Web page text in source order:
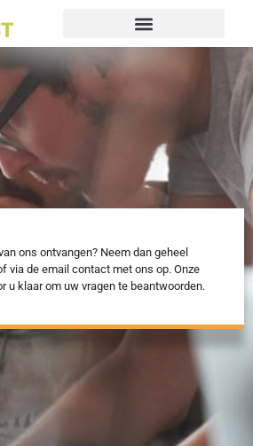
ons ontvangen? Neem dan geheel
via de email contact met ons op. Onze
u klaar om uw vragen te beantwoorden.